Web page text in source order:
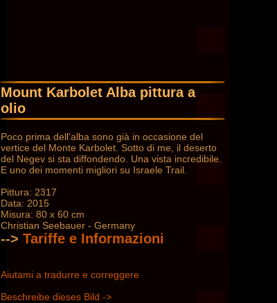
Mount Karbolet Alba pittura a
olio
Poco prima dell'alba sono già in occasione del
vertice del Monte Karbolet. Sotto di me, il deserto
del Negev si sta diffondendo. Una vista incredibile.
E uno dei momenti migliori su Israele Trail.
Pittura: 2317
Data: 2015
Misura: 80 x 60 cm
Christian Seebauer - Germany
--> Tariffe e Informazioni
Aiutami a tradurre e correggere
Beschreibe dieses Bild ->